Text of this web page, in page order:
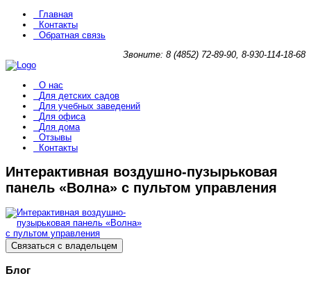
Главная
Контакты
Обратная связь
Звоните: 8 (4852) 72-89-90, 8-930-114-18-68
О нас
Для детских садов
Для учебных заведений
Для офиса
Для дома
Отзывы
Контакты
Интерактивная воздушно-пузырьковая
панель «Волна» с пультом управления
Связаться с владельцем
Блог